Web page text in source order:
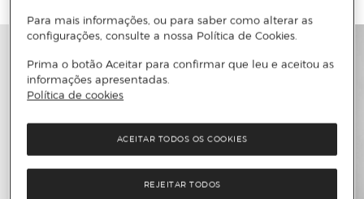
Para mais informações, ou para saber como alterar as
configurações, consulte a nossa Política de Cookies.
Prima o botão Aceitar para confirmar que leu e aceitou as
informações apresentadas.
Política de cookies
REJEITAR TODOS
ACEITAR TODOS OS COOKIES